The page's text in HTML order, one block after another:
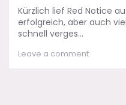
Kürzlich lief Red Notice
erfolgreich, aber auch
schnell verges...
Leave a commenton